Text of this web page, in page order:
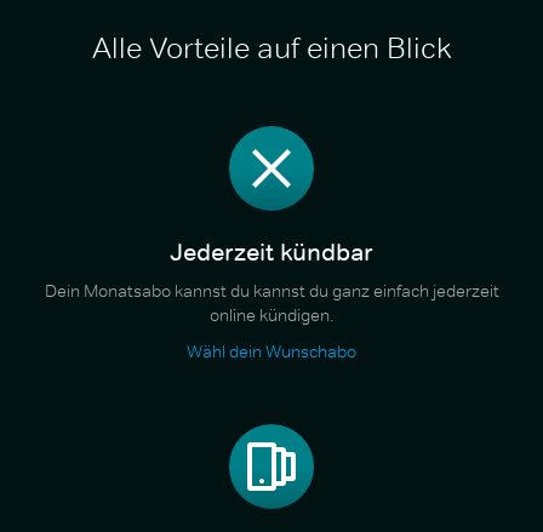
Alle Vorteile auf einen Blick
Jederzeit kündbar
Dein Monatsabo kannst du kannst du ganz einfach jederzeit
online kündigen.
Wähl dein Wunschabo